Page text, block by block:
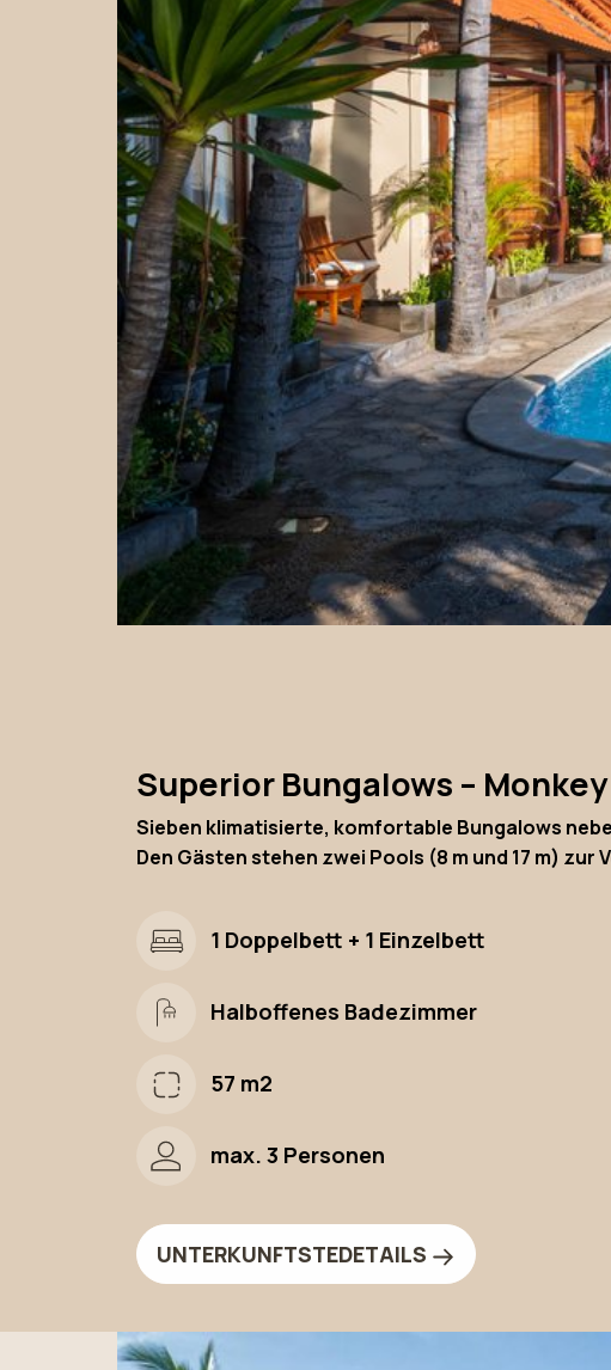
Superior Bungalows – Monkey
Sieben klimatisierte, komfortable Bungalows
Den Gästen stehen zwei Pools (8 m und 17 m)
1 Doppelbett + 1 Einzelbett
Halboffenes Badezimmer
57 m2
max. 3 Personen
UNTERKUNFTSTEDETAILS